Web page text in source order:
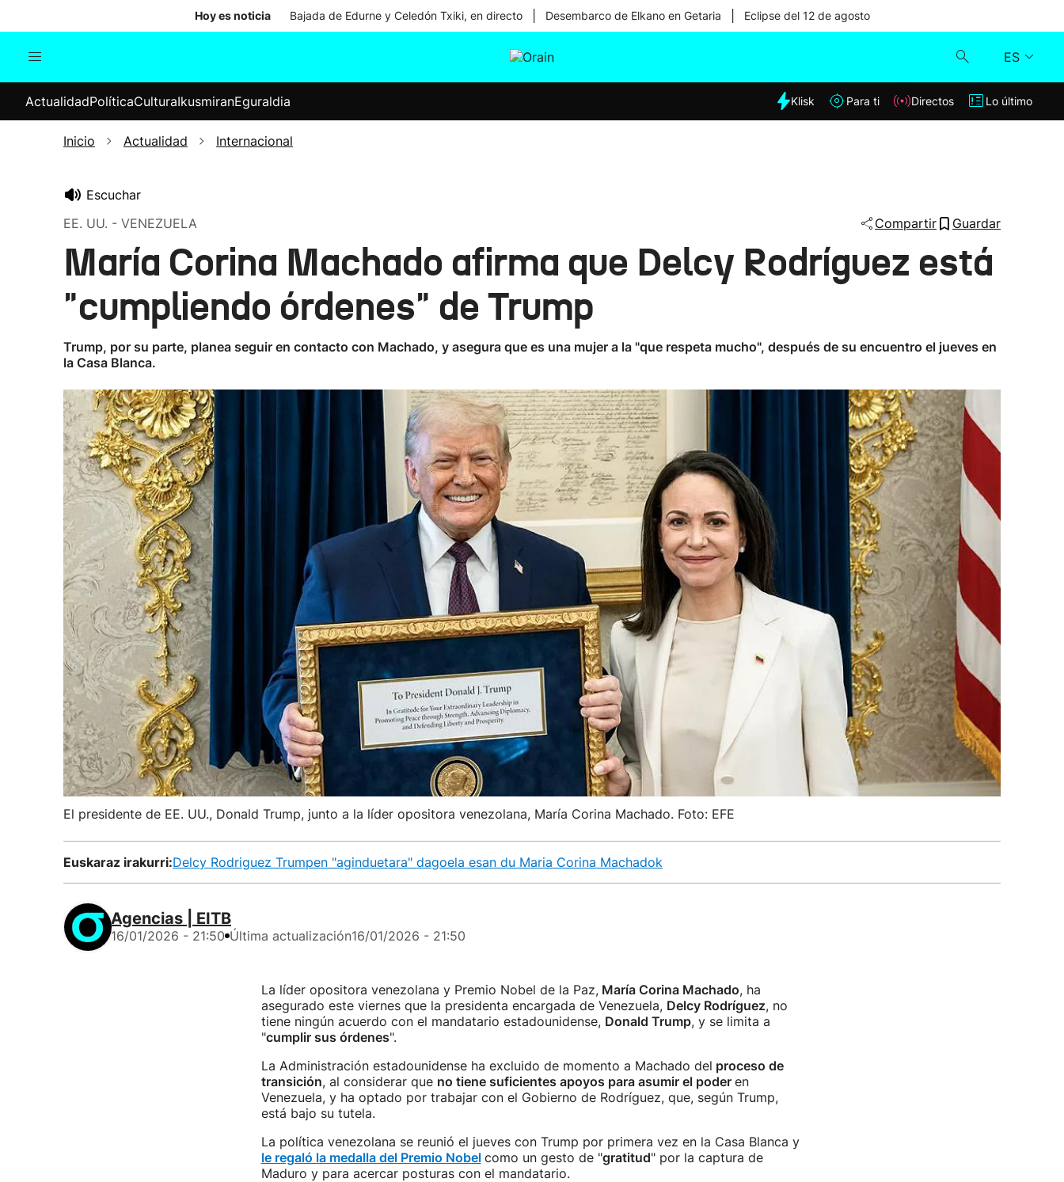
Hoy es noticia Bajada de Edurne y Celedón Txiki, en directo Desembarco de Elkano en Getaria Eclipse del 12 de agosto
ES
Internacional
Elecciones
Klisk
Lo último
ActualidadPolíticaCulturaIkusmiranEguraldia Klisk Para ti Directos Lo último
Inicio Actualidad Internacional
Escuchar
EE. UU. - VENEZUELA
Compartir Guardar
María Corina Machado afirma que Delcy Rodríguez está
"cumpliendo órdenes" de Trump
Trump, por su parte, planea seguir en contacto con Machado, y asegura que es una mujer a la "que respeta mucho", después de su encuentro el jueves en
la Casa Blanca.
El presidente de EE. UU., Donald Trump, junto a la líder opositora venezolana, María Corina Machado. Foto: EFE
Euskaraz irakurri:Delcy Rodriguez Trumpen "aginduetara" dagoela esan du Maria Corina Machadok
Agencias | EITB
16/01/2026 - 21:50 Última actualización16/01/2026 - 21:50
La líder opositora venezolana y Premio Nobel de la Paz,María Corina Machado, ha
asegurado este viernes que la presidenta encargada de Venezuela, Delcy Rodríguez, no
tiene ningún acuerdo con el mandatario estadounidense, Donald Trump, y se limita a
"cumplir sus órdenes".
La Administración estadounidense ha excluido de momento a Machado del proceso de
transición, al considerar que no tiene suficientes apoyos para asumir el poder en
Venezuela, y ha optado por trabajar con el Gobierno de Rodríguez, que, según Trump,
está bajo su tutela.
La política venezolana se reunió el jueves con Trump por primera vez en la Casa Blanca y
le regaló la medalla del Premio Nobel como un gesto de "gratitud" por la captura de
Maduro y para acercar posturas con el mandatario.